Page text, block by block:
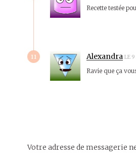
Recette testée
11 Alexandra LE 9
Ravie que ça
Votre adresse de messagerie